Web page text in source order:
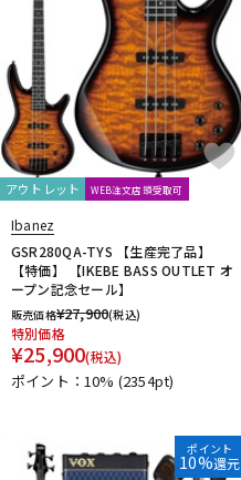
アウトレット WEB注文店頭受取可
Ibanez
GSR280QA-TYS 【生産完了品】
【特価】 【IKEBE BASS OUTLET オ
ープン記念セール】
販売価格¥27,900(税込)
特別価格
¥25,900(税込)
ポイント：10% (2354pt)
ポイント
10%還元